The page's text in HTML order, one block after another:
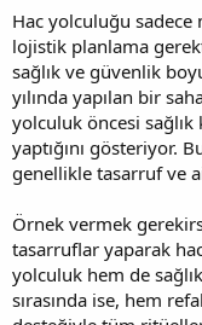
Hac yolculuğu
lojistik planlama
sağlık ve güvenlik
yılında yapılan bir
yolculuk öncesi
yaptığını gösteriyor.
genellikle tasarruf ve
Örnek vermek
tasarruflar yaparak
yolculuk hem de
sırasında ise, hem